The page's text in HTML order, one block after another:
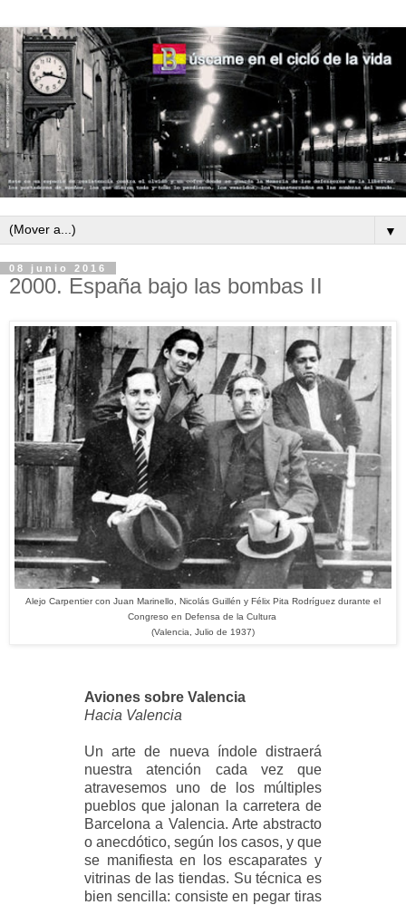
▼
08 junio 2016
2000. España bajo las bombas II
Alejo Carpentier con Juan Marinello, Nicolás Guillén y Félix Pita Rodríguez durante el
Congreso en Defensa de la Cultura
(Valencia, Julio de 1937)
Aviones sobre Valencia
Hacia Valencia
Un arte de nueva índole distraerá
nuestra atención cada vez que
atravesemos uno de los múltiples
pueblos que jalonan la carretera de
Barcelona a Valencia. Arte abstracto
o anecdótico, según los casos, y que
se manifiesta en los escaparates y
vitrinas de las tiendas. Su técnica es
bien sencilla: consiste en pegar tiras